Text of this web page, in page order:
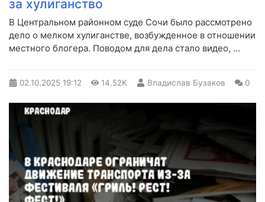
за хулиганство
В Центральном районном суде Сочи было рассмотрено
дело о мелком хулиганстве, возбужденное в отношении
местного блогера. Поводом для дела стало видео, ...
02.10.2025 19:12 14.52K Владислав Бузаков 0